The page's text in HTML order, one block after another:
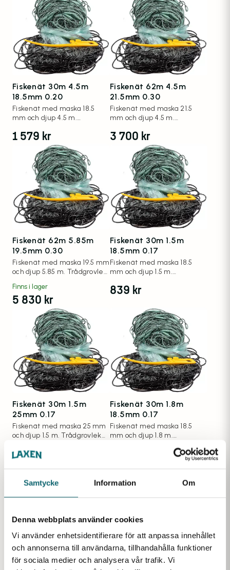
Samtycke Information Om
Denna webbplats använder cookies
Vi använder enhetsidentifierare för att anpassa innehållet
och annonserna till användarna, tillhandahålla funktioner
för sociala medier och analysera vår trafik. Vi
Fiskenät 30m 4.5m
18.5mm 0.20
Fiskenät med maska 18.5
mm och djup 4.5 m.
1 579 kr
Fiskenät 62m 4.5m
21.5mm 0.30
Fiskenät med maska 21.5
mm och djup 4.5 m.
62 meter.
3 700 kr
Fiskenät 62m 5.85m
19.5mm 0.30
Fiskenät med maska 19.5 mm
och djup 5.85 m. Trådgrovlek
Finns i lager
5 830 kr
Fiskenät 30m 1.5m
18.5mm 0.17
Fiskenät med maska 18.5
mm och djup 1.5 m.
839 kr
Fiskenät 30m 1.5m
25mm 0.17
Fiskenät med maska 25 mm
och djup 1.5 m. Trådgrovlek
659kr
Fiskenät 30m 1.8m
18.5mm 0.17
Fiskenät med maska 18.5
mm och djup 1.8 m.
Fiskenät 30m 1.8m Fiskenät 30m 1.8m